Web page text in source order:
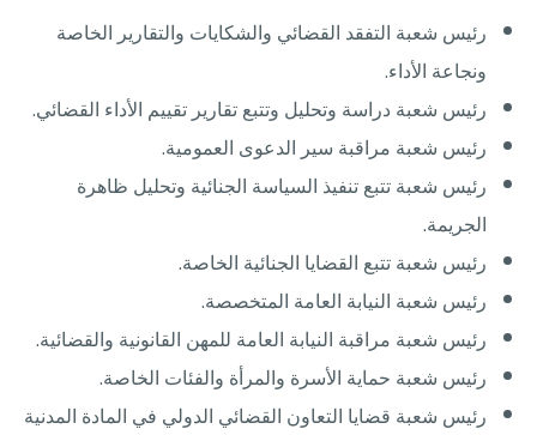
رئيس شعبة التفقد القضائي والشكايات والتقارير الخاصة
ونجاعة الأداء.
رئيس شعبة دراسة وتحليل وتتبع تقارير تقييم الأداء القضائي.
رئيس شعبة مراقبة سير الدعوى العمومية.
رئيس شعبة تتبع تنفيذ السياسة الجنائية وتحليل ظاهرة
الجريمة.
رئيس شعبة تتبع القضايا الجنائية الخاصة.
رئيس شعبة النيابة العامة المتخصصة.
رئيس شعبة مراقبة النيابة العامة للمهن القانونية والقضائية.
رئيس شعبة حماية الأسرة والمرأة والفئات الخاصة.
رئيس شعبة قضايا التعاون القضائي الدولي في المادة المدنية